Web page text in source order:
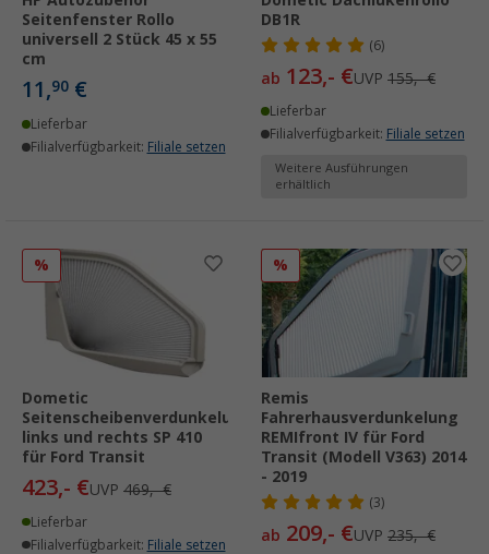
Seitenfenster Rollo
universell 2 Stück 45 x 55
cm
11,90 €
Lieferbar
Filialverfügbarkeit: Filiale setzen
DB1R
(6)
ab 123,- €UVP 155,- €
Lieferbar
Filialverfügbarkeit: Filiale setzen
Weitere Ausführungen
erhältlich
%
Dometic
Seitenscheibenverdunkelung
links und rechts SP 410
für Ford Transit
423,- €UVP 469,- €
Lieferbar
Filialverfügbarkeit: Filiale setzen
%
Remis
Fahrerhausverdunkelung
REMIfront IV für Ford
Transit (Modell V363) 2014
- 2019
(3)
ab 209,- €UVP 235,- €